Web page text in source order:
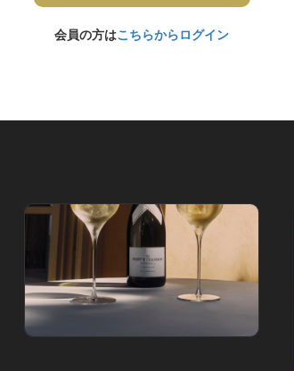
会員の方はこちらからログイン